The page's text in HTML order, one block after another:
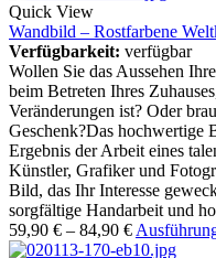
Quick View
Wandbild – Rostfarbene
Verfügbarkeit: verfügbar
Wollen Sie das Aussehen
beim Betreten Ihres
Veränderungen ist? Oder
Geschenk?Das hochwertige
Ergebnis der Arbeit eines
Künstler, Grafiker und
Bild, das Ihr Interesse
sorgfältige Handarbeit und
59,90 € – 84,90 €